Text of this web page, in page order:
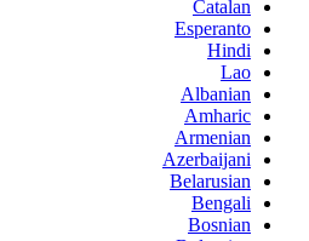
Catalan
Esperanto
Hindi
Lao
Albanian
Amharic
Armenian
Azerbaijani
Belarusian
Bengali
Bosnian